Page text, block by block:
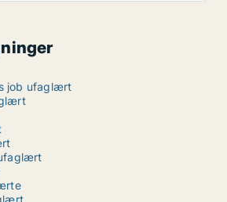
job ufaglært